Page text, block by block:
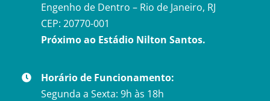
Engenho de Dentro – Rio de Janeiro, RJ
CEP: 20770-001
Próximo ao Estádio Nilton Santos.
Horário de Funcionamento:
Segunda a Sexta: 9h às 18h